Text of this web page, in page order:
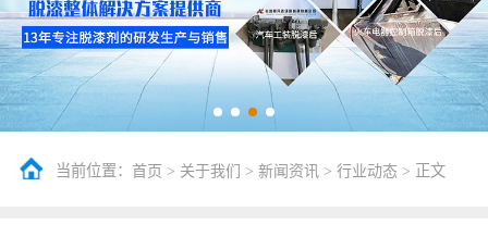
当前位置： 首页 > 关于我们 > 新闻资讯 > 行业动态> 正文